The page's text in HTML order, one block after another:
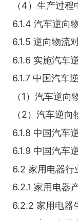
（4）生产过
6.1.4 汽车逆向
6.1.5 逆向物流
6.1.6 实施汽车
6.1.7 中国汽车
（1）汽车逆向
（2）汽车逆
6.1.8 中国汽车
6.1.9 中国汽车
6.2 家用电器行
6.2.1 家用电器
6.2.2 家用电器